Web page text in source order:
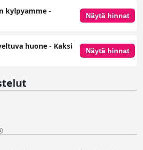
kylpyamme -
Näytä hinnat
huone - Kaksi
Näytä hinnat